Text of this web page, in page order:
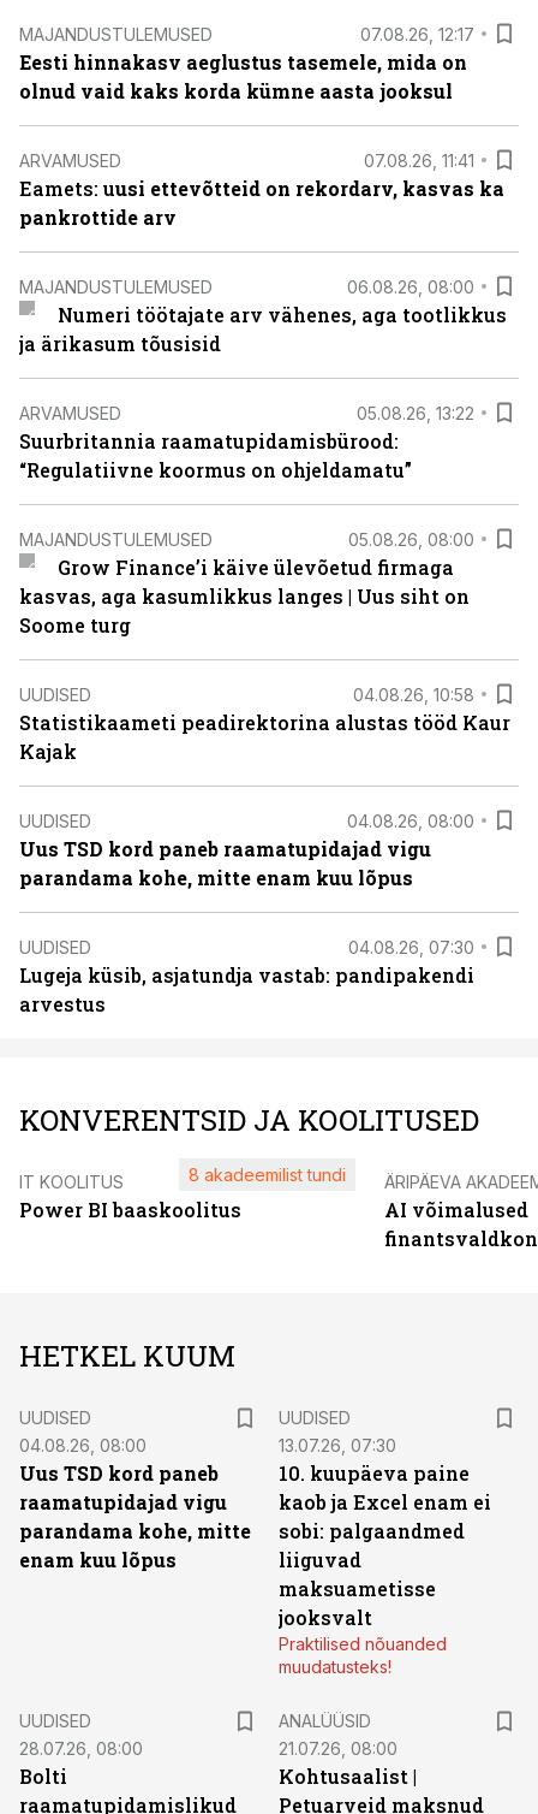
MAJANDUSTULEMUSED 07.08.26, 12:17
Eesti hinnakasv aeglustus tasemele, mida on
olnud vaid kaks korda kümne aasta jooksul
ARVAMUSED 07.08.26, 11:41
Eamets: uusi ettevõtteid on rekordarv, kasvas ka
pankrottide arv
MAJANDUSTULEMUSED 06.08.26, 08:00
Numeri töötajate arv vähenes, aga tootlikkus
ja ärikasum tõusisid
ARVAMUSED 05.08.26, 13:22
Suurbritannia raamatupidamisbürood:
“Regulatiivne koormus on ohjeldamatu”
MAJANDUSTULEMUSED 05.08.26, 08:00
Grow Finance’i käive ülevõetud firmaga
kasvas, aga kasumlikkus langes | Uus siht on
Soome turg
UUDISED 04.08.26, 10:58
Statistikaameti peadirektorina alustas tööd Kaur
Kajak
UUDISED 04.08.26, 08:00
Uus TSD kord paneb raamatupidajad vigu
parandama kohe, mitte enam kuu lõpus
UUDISED 04.08.26, 07:30
Lugeja küsib, asjatundja vastab: pandipakendi
arvestus
KONVERENTSID JA KOOLITUSED
IT KOOLITUS
Power BI baaskoolitus
8 akadeemilist tundi ÄRIPÄEVA
AI võimalused
HETKEL KUUM
UUDISED
04.08.26, 08:00
Uus TSD kord paneb
raamatupidajad vigu
parandama kohe, mitte
enam kuu lõpus
UUDISED
13.07.26, 07:30
10. kuupäeva paine
kaob ja Excel enam ei
sobi: palgaandmed
liiguvad
maksuametisse
jooksvalt
Praktilised nõuanded
muudatusteks!
UUDISED
28.07.26, 08:00
Bolti
raamatupidamislikud
ANALÜÜSID
21.07.26, 08:00
Kohtusaalist |
Petuarveid maksnud